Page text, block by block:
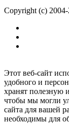
Copyright (c)
Этот веб-сайт
удобного и
хранят полезную
чтобы мы могли
сайта для вашей
необходимы для